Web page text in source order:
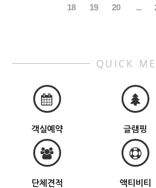
18 19 20 ...
QUICK
객실예약 글램핑
단체견적 액티비티